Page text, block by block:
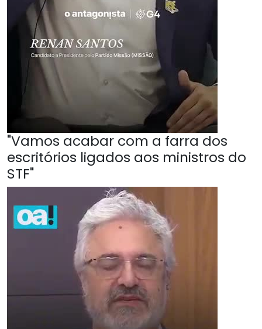
"Vamos acabar com a farra dos
escritórios ligados aos ministros do
STF"